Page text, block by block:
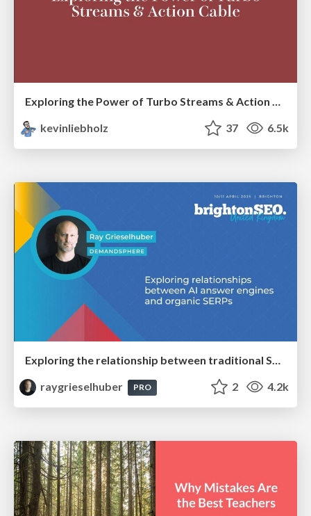
Exploring the Power of Turbo Streams & Action Cable | RailsConf2023
kevinliebholz
37 6.5k
Exploring the relationship between traditional SERPs and Gen AI search
raygrieselhuber
PRO 2 4.2k